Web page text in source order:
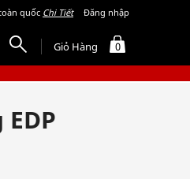
Giỏ Hàng 0
quốc Chi Tiết Đăng nhập